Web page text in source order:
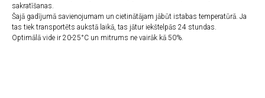
sakratīšanas.
Šajā gadījumā savienojumam un cietinātājam jābūt istabas temperatūrā. Ja
tas tiek transportēts aukstā laikā, tas jātur iekštelpās 24 stundas.
Optimālā vide ir 20-25°C un mitrums ne vairāk kā 50%.